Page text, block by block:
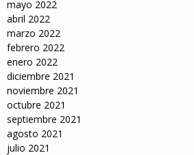
mayo 2022
abril 2022
marzo 2022
febrero 2022
enero 2022
diciembre 2021
noviembre 2021
octubre 2021
septiembre 2021
agosto 2021
julio 2021